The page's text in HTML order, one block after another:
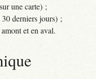
une carte) ;
30 derniers jours) ;
et en aval.